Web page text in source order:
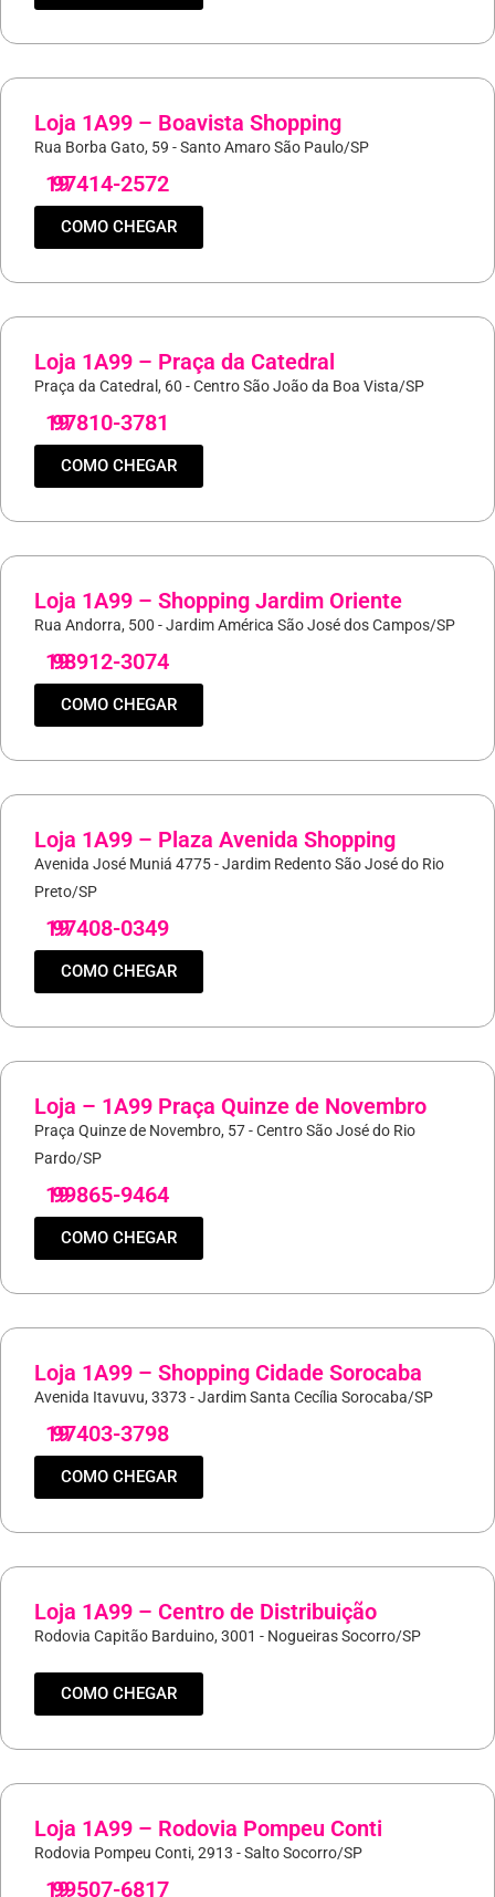
Loja 1A99 – Boavista Shopping
Rua Borba Gato, 59 - Santo Amaro São Paulo/SP
19
97414-2572
COMO CHEGAR
Loja 1A99 – Praça da Catedral
Praça da Catedral, 60 - Centro São João da Boa Vista/SP
19
97810-3781
COMO CHEGAR
Loja 1A99 – Shopping Jardim Oriente
Rua Andorra, 500 - Jardim América São José dos Campos/SP
19
98912-3074
COMO CHEGAR
Loja 1A99 – Plaza Avenida Shopping
Avenida José Muniá 4775 - Jardim Redento São José do Rio
Preto/SP
19
97408-0349
COMO CHEGAR
Loja – 1A99 Praça Quinze de Novembro
Praça Quinze de Novembro, 57 - Centro São José do Rio
Pardo/SP
19
99865-9464
COMO CHEGAR
Loja 1A99 – Shopping Cidade Sorocaba
Avenida Itavuvu, 3373 - Jardim Santa Cecília Sorocaba/SP
19
97403-3798
COMO CHEGAR
Loja 1A99 – Centro de Distribuição
Rodovia Capitão Barduino, 3001 - Nogueiras Socorro/SP
COMO CHEGAR
Loja 1A99 – Rodovia Pompeu Conti
Rodovia Pompeu Conti, 2913 - Salto Socorro/SP
19
99507-6817